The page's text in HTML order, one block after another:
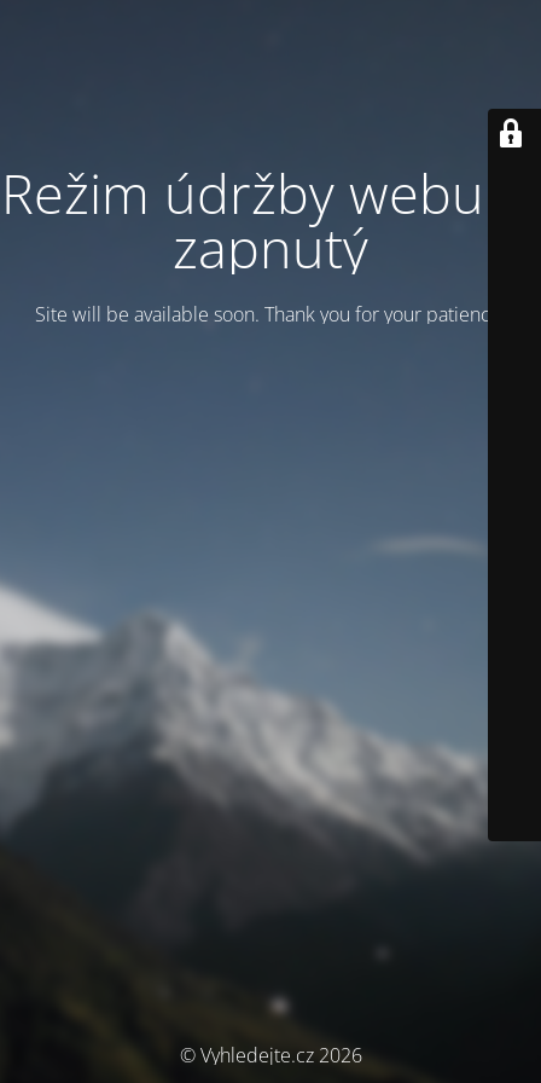
Režim údržby webu je
zapnutý
Site will be available soon. Thank you for your patience!
© Vyhledejte.cz 2026